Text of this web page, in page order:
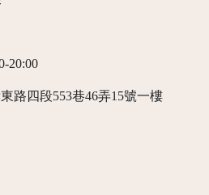
20:00
路四段553巷46弄15號一樓